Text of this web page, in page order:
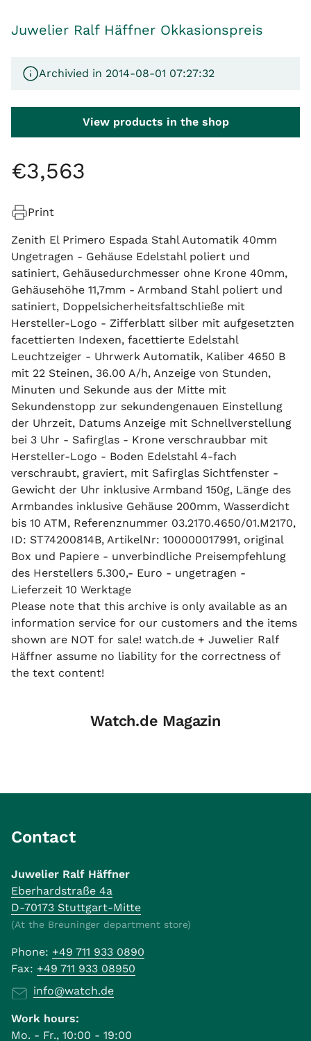
Juwelier Ralf Häffner Okkasionspreis
Archivied in 2014-08-01 07:27:32
View products in the shop
€3,563
Print
Zenith El Primero Espada Stahl Automatik 40mm
Ungetragen - Gehäuse Edelstahl poliert und
satiniert, Gehäusedurchmesser ohne Krone 40mm,
Gehäusehöhe 11,7mm - Armband Stahl poliert und
satiniert, Doppelsicherheitsfaltschließe mit
Hersteller-Logo - Zifferblatt silber mit aufgesetzten
facettierten Indexen, facettierte Edelstahl
Leuchtzeiger - Uhrwerk Automatik, Kaliber 4650 B
mit 22 Steinen, 36.00 A/h, Anzeige von Stunden,
Minuten und Sekunde aus der Mitte mit
Sekundenstopp zur sekundengenauen Einstellung
der Uhrzeit, Datums Anzeige mit Schnellverstellung
bei 3 Uhr - Safirglas - Krone verschraubbar mit
Hersteller-Logo - Boden Edelstahl 4-fach
verschraubt, graviert, mit Safirglas Sichtfenster -
Gewicht der Uhr inklusive Armband 150g, Länge des
Armbandes inklusive Gehäuse 200mm, Wasserdicht
bis 10 ATM, Referenznummer 03.2170.4650/01.M2170,
ID: ST74200814B, ArtikelNr: 100000017991, original
Box und Papiere - unverbindliche Preisempfehlung
des Herstellers 5.300,- Euro - ungetragen -
Lieferzeit 10 Werktage
Please note that this archive is only available as an
information service for our customers and the items
shown are NOT for sale! watch.de + Juwelier Ralf
Häffner assume no liability for the correctness of
the text content!
Watch.de Magazin
Contact
Juwelier Ralf Häffner
Eberhardstraße 4a
D-70173 Stuttgart-Mitte
(At the Breuninger department store)
Phone: +49 711 933 0890
Fax: +49 711 933 08950
info@watch.de
Work hours:
Mo. - Fr., 10:00 - 19:00